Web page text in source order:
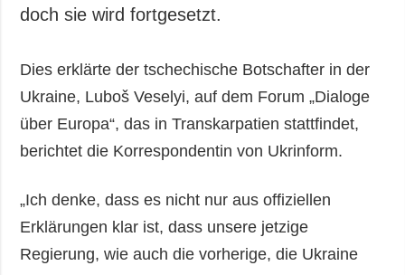
doch sie wird fortgesetzt.
Dies erklärte der tschechische Botschafter in der
Ukraine, Luboš Veselyi, auf dem Forum „Dialoge
über Europa“, das in Transkarpatien stattfindet,
berichtet die Korrespondentin von Ukrinform.
„Ich denke, dass es nicht nur aus offiziellen
Erklärungen klar ist, dass unsere jetzige
Regierung, wie auch die vorherige, die Ukraine